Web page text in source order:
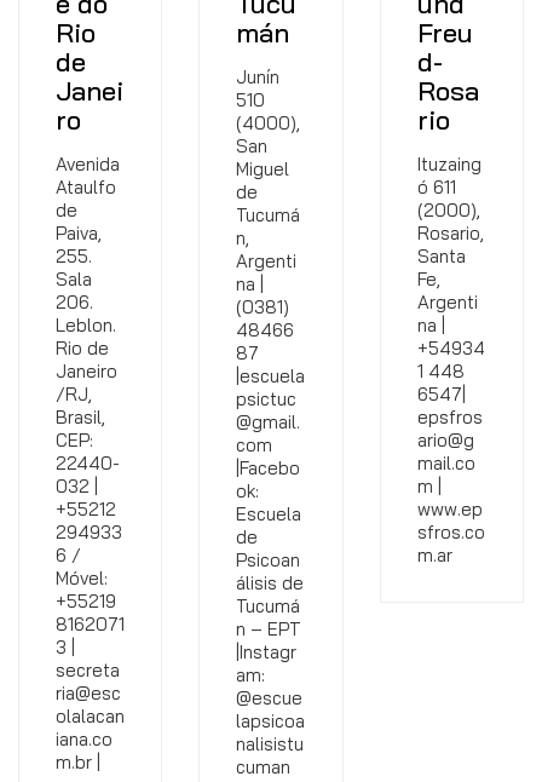
Rio
de
Janei
ro
Avenida
Ataulfo
de
Paiva,
255.
Sala
206.
Leblon.
Rio de
Janeiro
/RJ,
Brasil,
CEP:
22440-
032 |
+55212
294933
6 /
Móvel:
+55219
8162071
3 |
secreta
ria@esc
olalacan
iana.co
m.br |
mán
Junín
510
(4000),
San
Miguel
de
Tucumá
n,
Argenti
na |
(0381)
48466
87
|escuela
psictuc
@gmail.
com
|Facebo
ok:
Escuela
de
Psicoan
álisis de
Tucumá
n – EPT
|Instagr
am:
@escue
lapsicoa
nalisistu
cuman
Freu
d-
Rosa
rio
Ituzaing
ó 611
(2000),
Rosario,
Santa
Fe,
Argenti
na |
+54934
1 448
6547|
epsfros
ario@g
mail.co
m |
www.ep
sfros.co
m.ar